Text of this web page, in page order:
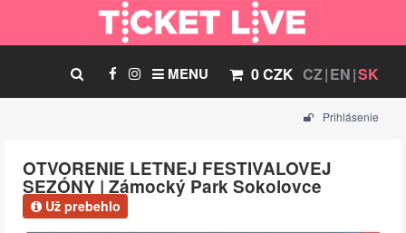
CZ EN SK
0 CZK
MENU
Prihlásenie
OTVORENIE LETNEJ FESTIVALOVEJ
SEZÓNY | Zámocký Park Sokolovce
Už prebehlo